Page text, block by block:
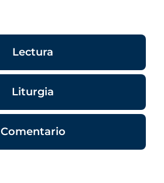
Lectura
Liturgia
Comentario